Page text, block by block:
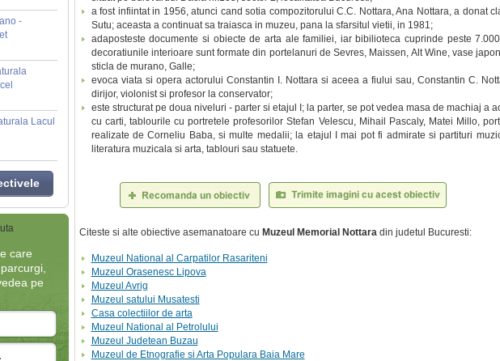
-
Lacul
care
pe
a fost infiintat in 1956, atunci cand sotia compozitorului C.C. Nottara, Ana Nottara, a donat
Sutu; aceasta a continuat sa traiasca in muzeu, pana la sfarsitul vietii, in 1981;
adaposteste documente si obiecte de arta ale familiei, iar bibilioteca cuprinde peste
decoratiunile interioare sunt formate din portelanuri de Sevres, Maissen, Alt Wine, vase
sticla de murano, Galle;
evoca viata si opera actorului Constantin I. Nottara si aceea a fiului sau, Constantin C.
dirijor, violonist si profesor la conservator;
este structurat pe doua niveluri - parter si etajul I; la parter, se pot vedea masa de machiaj a
cu carti, tablourile cu portretele profesorilor Stefan Velescu, Mihail Pascaly, Matei Millo,
realizate de Corneliu Baba, si multe medalii; la etajul I mai pot fi admirate si partituri
literatura muzicala si arta, tablouri sau statuete.
Citeste si alte obiective asemanatoare cu Muzeul Memorial Nottaradin judetul Bucuresti:
Muzeul National al Carpatilor Rasariteni
Muzeul Orasenesc Lipova
Muzeul Avrig
Muzeul satului Musatesti
Casa colectiilor de arta
Muzeul National al Petrolului
Muzeul Judetean Buzau
Muzeul de Etnografie si Arta Populara Baia Mare